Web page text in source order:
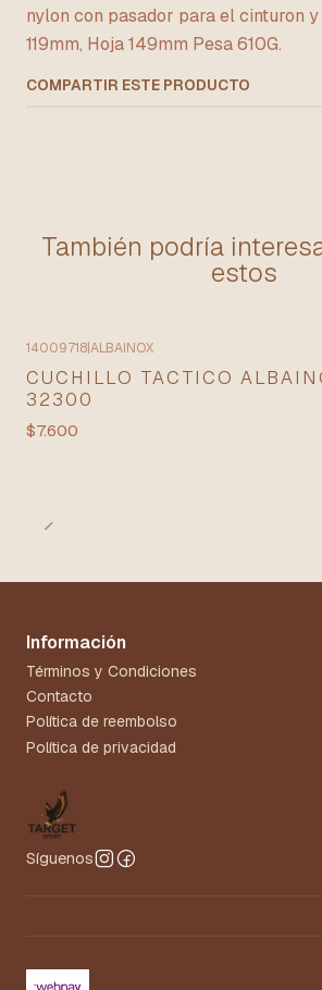
nylon con pasador para el cinturon
119mm, Hoja 149mm Pesa 610G.
COMPARTIR ESTE PRODUCTO
También podría
estos
14009718ALBAINOX
CUCHILLO TACTICO
32300
$7.600
Información
Términos y Condiciones
Contacto
Política de reembolso
Política de privacidad
Síguenos